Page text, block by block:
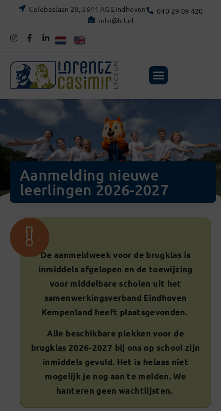
Celebeslaan 20, 5641 AG Eindhoven
040 29 09 420
info@lcl.nl
Aanmelding nieuwe
leerlingen 2026-2027
De aanmeldweek voor de brugklas is
inmiddels afgelopen en de toewijzing
voor middelbare scholen uit het
samenwerkingsverband Eindhoven
Kempenland heeft plaatsgevonden.
Alle beschikbare plekken voor de
brugklas 2026-2027 bij ons op school zijn
inmiddels gevuld. Het is helaas niet
mogelijk je nog aan te melden. We
hanteren geen wachtlijsten.